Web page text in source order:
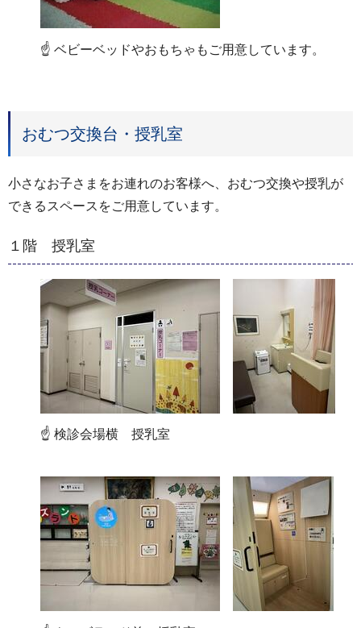
☝ ベビーベッドやおもちゃもご用意しています。
おむつ交換台・授乳室
小さなお子さまをお連れのお客様へ、おむつ交換や授乳が
できるスペースをご用意しています。
１階 授乳室
☝ 検診会場横 授乳室